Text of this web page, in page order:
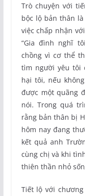
Trò chuyện với
bộc lộ bản thân
việc chấp nhận
“Gia đình nghĩ
chồng vì cơ thể
tìm người yêu tôi
hại tôi, nếu
được một quãng
nói. Trong quá
rằng bản thân bị
hôm nay đang
kết quả anh
cùng chị và khi
thiên thần nhỏ
Tiết lộ với